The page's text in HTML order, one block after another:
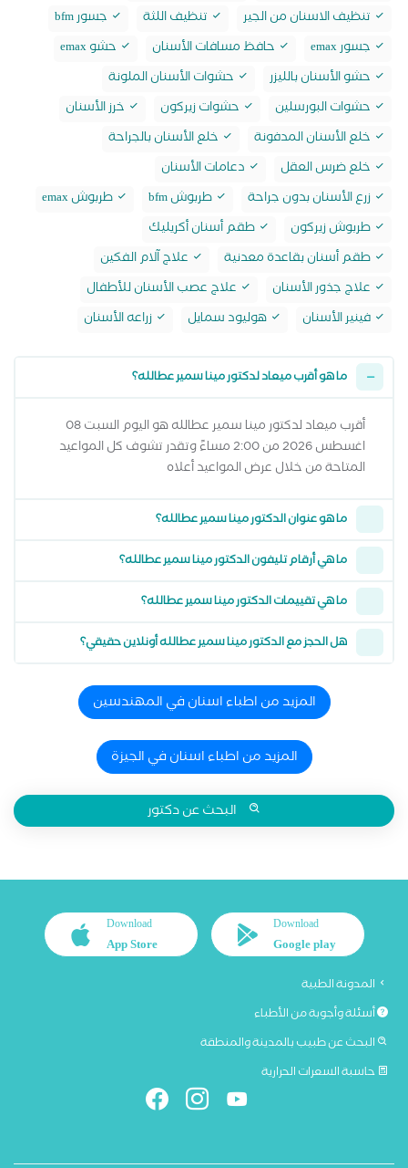
تنظيف الاسنان من الجير
تنظيف اللثة
جسور bfm
جسور emax
حافظ مسافات الأسنان
حشو emax
حشو الأسنان بالليزر
حشوات الأسنان الملونة
حشوات البورسلين
حشوات زيركون
خرز الأسنان
خلع الأسنان المدفونة
خلع الأسنان بالجراحة
خلع ضرس العقل
دعامات الأسنان
زرع الأسنان بدون جراحة
طربوش bfm
طربوش emax
طربوش زيركون
طقم أسنان أكريليك
طقم أسنان بقاعدة معدنية
علاج آلام الفكين
علاج جذور الأسنان
علاج عصب الأسنان للأطفال
فينير الأسنان
هوليود سمايل زراعه الأسنان
ما هو أقرب ميعاد لدكتور مينا سمير عطالله؟
أقرب ميعاد لدكتور مينا سمير عطالله هو اليوم السبت 08
اغسطس 2026 من 2:00 مساءً وتقدر تشوف كل المواعيد
المتاحة من خلال عرض المواعيد أعلاه
ما هو عنوان الدكتور مينا سمير عطالله؟
ما هي أرقام تليفون الدكتور مينا سمير عطالله؟
ما هي تقييمات الدكتور مينا سمير عطالله؟
هل الحجز مع الدكتور مينا سمير عطالله أونلاين حقيقي؟
المزيد من اطباء اسنان في المهندسين
المزيد من اطباء اسنان في الجيزة
البحث عن دكتور
Download
Google play
Download
App Store
المدونة الطبية
أسئلة وأجوبة من الأطباء
البحث عن طبيب بالمدينة والمنطقة
حاسبة السعرات الحرارية